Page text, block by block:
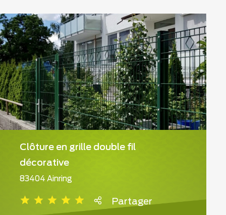
Clôture en grille double fil
décorative
83404 Ainring
Partager